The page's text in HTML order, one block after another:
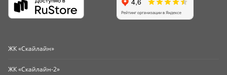
ЖК «Скайлайн»
ЖК «Скайлайн-2»